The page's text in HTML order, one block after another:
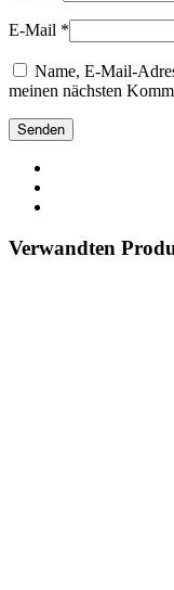
E-Mail *
Name, E-Mail-
meinen nächsten
Verwandten